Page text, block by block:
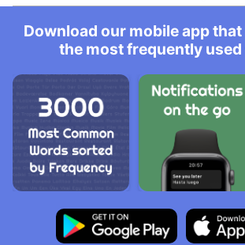
Download our mobile app
the most frequently